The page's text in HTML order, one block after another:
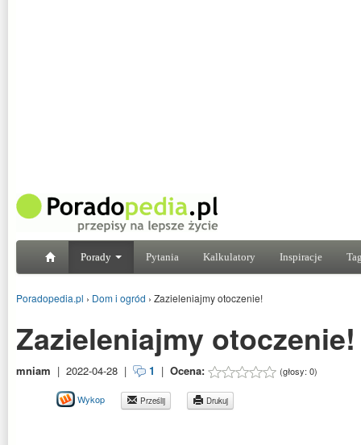
Porady Pytania Kalkulatory Inspiracje
Poradopedia.pl › Dom i ogród › Zazieleniajmy otoczenie!
Zazieleniajmy otoczenie!
mniam | 2022-04-28 | 1 | Ocena: (głosy: 0)
Wykop Prześlij Drukuj